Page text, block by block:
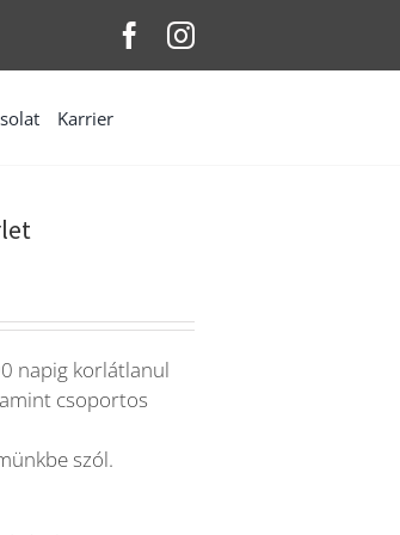
Karrier
napig korlátlanul
csoportos
szól.